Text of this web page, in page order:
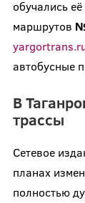
обучались
маршрутов
автобусные
В
трассы
Сетевое
планах
полностью